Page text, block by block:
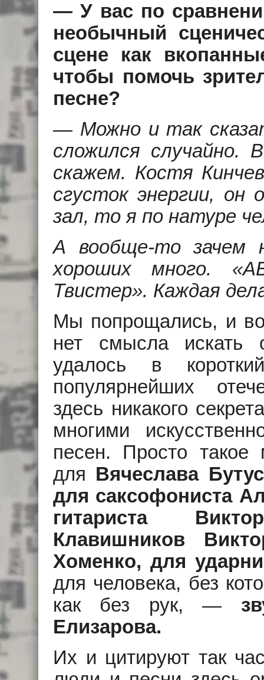
— У вас по
необычный
сцене как
чтобы помочь
песне?
— Можно и так
сложился случайно.
скажем. Костя
сгусток энергии, он
зал, то я по натуре
А вообще-то зачем
хороших много.
Твистер». Каждая
Мы попрощались, и
нет смысла искать
удалось в
популярнейших
здесь никакого
многими
песен. Просто такое
для Вячеслава
для саксофониста
гитариста
Клавишников
Хоменко, для
для человека, без
как без рук, —
Елизарова.
Их и цитируют так